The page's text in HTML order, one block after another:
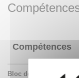
Compétences
Bloc de